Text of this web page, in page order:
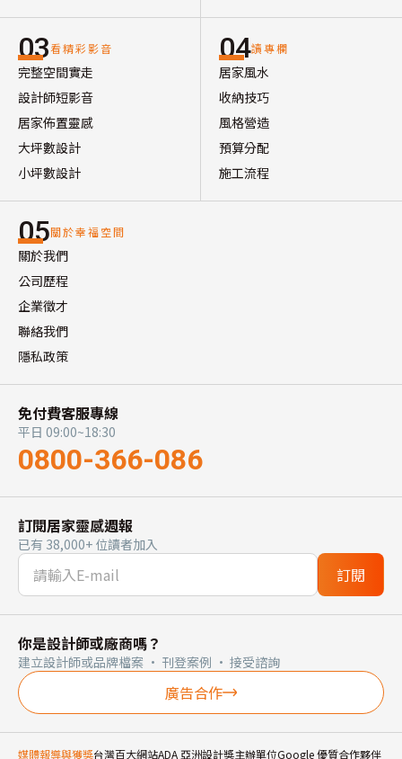
03看精彩影音
完整空間實走
設計師短影音
居家佈置靈感
大坪數設計
小坪數設計
04讀專欄
居家風水
收納技巧
風格營造
預算分配
施工流程
05關於幸福空間
關於我們
公司歷程
企業徵才
聯絡我們
隱私政策
免付費客服專線
平日 09:00~18:30
0800-366-086
訂閱居家靈感週報
已有 38,000+ 位讀者加入
訂閱
你是設計師或廠商嗎？
建立設計師或品牌檔案 · 刊登案例 · 接受諮詢
廣告合作
媒體報導與獲獎台灣百大網站ADA 亞洲設計獎主辦單位Google 優質合作夥伴